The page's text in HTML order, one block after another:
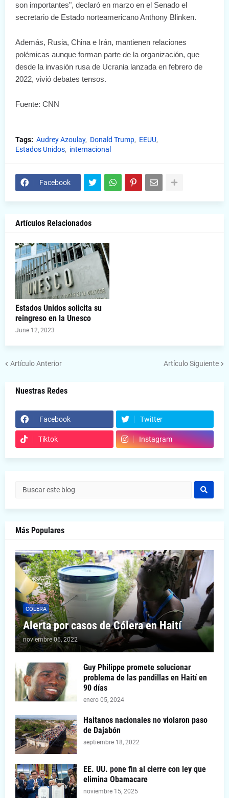
son importantes", declaró en marzo en el Senado el
secretario de Estado norteamericano Anthony Blinken.
Además, Rusia, China e Irán, mantienen relaciones
polémicas aunque forman parte de la organización, que
desde la invasión rusa de Ucrania lanzada en febrero de
2022, vivió debates tensos.
Fuente: CNN
Tags: Audrey Azoulay Donald Trump
EEUU
Estados Unidos
internacional
Facebook
Artículos Relacionados
Estados Unidos solicita su
reingreso en la Unesco
June 12, 2023
Artículo Anterior Artículo Siguiente
Nuestras Redes
Facebook Twitter
Tiktok Instagram
Más Populares
COLERA
Alerta por casos de Cólera en Haití
noviembre 06, 2022
Guy Philippe promete solucionar
problema de las pandillas en Haití en
90 días
enero 05, 2024
Haitanos nacionales no violaron paso
de Dajabón
septiembre 18, 2022
EE. UU. pone fin al cierre con ley que
elimina Obamacare
noviembre 15, 2025